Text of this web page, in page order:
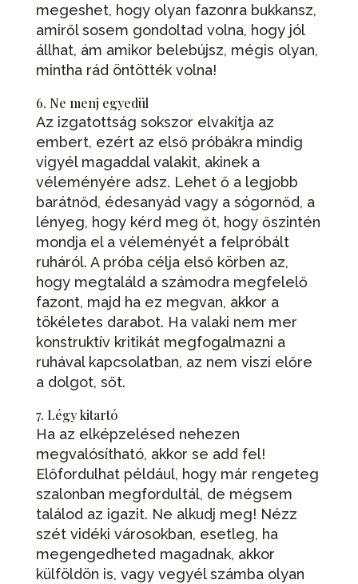
megeshet, hogy olyan fazonra bukkansz,
amiről sosem gondoltad volna, hogy jól
állhat, ám amikor belebújsz, mégis olyan,
mintha rád öntötték volna!
6. Ne menj egyedül
Az izgatottság sokszor elvakítja az
embert, ezért az első próbákra mindig
vigyél magaddal valakit, akinek a
véleményére adsz. Lehet ő a legjobb
barátnőd, édesanyád vagy a sógornőd, a
lényeg, hogy kérd meg őt, hogy őszintén
mondja el a véleményét a felpróbált
ruháról. A próba célja első körben az,
hogy megtaláld a számodra megfelelő
fazont, majd ha ez megvan, akkor a
tökéletes darabot. Ha valaki nem mer
konstruktív kritikát megfogalmazni a
ruhával kapcsolatban, az nem viszi előre
a dolgot, sőt.
7. Légy kitartó
Ha az elképzelésed nehezen
megvalósítható, akkor se add fel!
Előfordulhat például, hogy már rengeteg
szalonban megfordultál, de mégsem
találod az igazit. Ne alkudj meg! Nézz
szét vidéki városokban, esetleg, ha
megengedheted magadnak, akkor
külföldön is, vagy vegyél számba olyan